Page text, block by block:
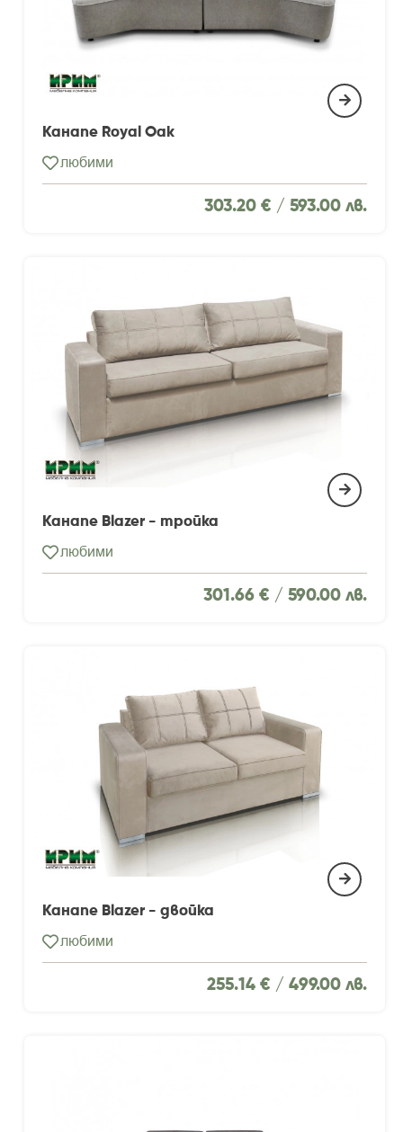
Канапе Royal Oak
любими
303.20 € / 593.00 лв.
Канапе Blazer - тройка
любими
301.66 € / 590.00 лв.
Канапе Blazer - двойка
любими
255.14 € / 499.00 лв.